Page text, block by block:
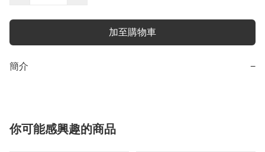
加至購物車
簡介 −
你可能感興趣的商品